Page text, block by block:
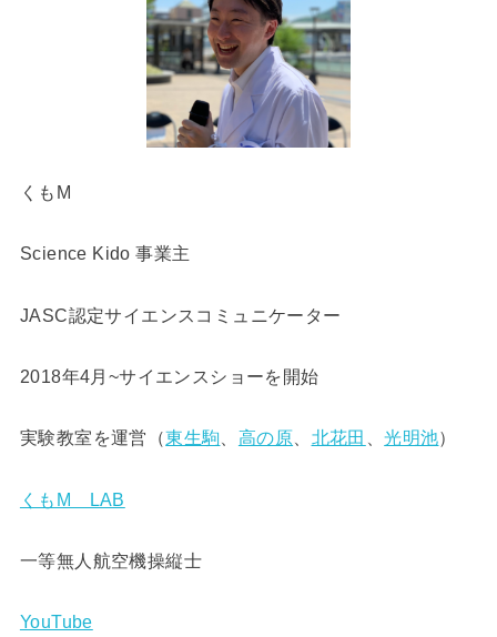
くもM
Science Kido 事業主
JASC認定サイエンスコミュニケーター
2018年4月~サイエンスショーを開始
実験教室を運営（東生駒 高の原 北花田 、光明池）
くもM LAB
一等無人航空機操縦士
YouTube